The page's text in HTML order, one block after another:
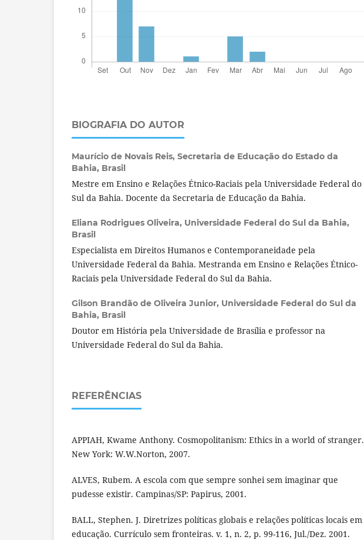
BIOGRAFIA DO AUTOR
Maurício de Novais Reis, Secretaria de Educação do Estado da
Bahia, Brasil
Mestre em Ensino e Relações Étnico-Raciais pela Universidade Federal do
Sul da Bahia. Docente da Secretaria de Educação da Bahia.
Eliana Rodrigues Oliveira, Universidade Federal do Sul da Bahia,
Brasil
Especialista em Direitos Humanos e Contemporaneidade pela
Universidade Federal da Bahia. Mestranda em Ensino e Relações Étnico-
Raciais pela Universidade Federal do Sul da Bahia.
Gilson Brandão de Oliveira Junior, Universidade Federal do Sul da
Bahia, Brasil
Doutor em História pela Universidade de Brasília e professor na
Universidade Federal do Sul da Bahia.
REFERÊNCIAS
APPIAH, Kwame Anthony. Cosmopolitanism: Ethics in a world of stranger.
New York: W.W.Norton, 2007.
ALVES, Rubem. A escola com que sempre sonhei sem imaginar que
pudesse existir. Campinas/SP: Papirus, 2001.
BALL, Stephen. J. Diretrizes políticas globais e relações políticas locais em
educação. Currículo sem fronteiras. v. 1, n. 2, p. 99-116, Jul./Dez. 2001.